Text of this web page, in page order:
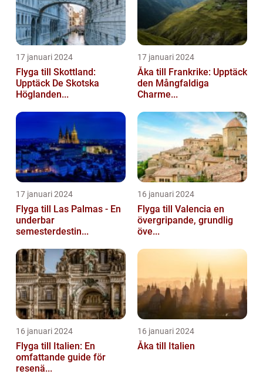
17 januari 2024
Flyga till Skottland:
Upptäck De Skotska
Höglanden...
17 januari 2024
Åka till Frankrike: Upptäck
den Mångfaldiga
Charme...
17 januari 2024
Flyga till Las Palmas - En
underbar
semesterdestin...
16 januari 2024
Flyga till Valencia en
övergripande, grundlig
öve...
16 januari 2024
Flyga till Italien: En
omfattande guide för
resenä...
16 januari 2024
Åka till Italien